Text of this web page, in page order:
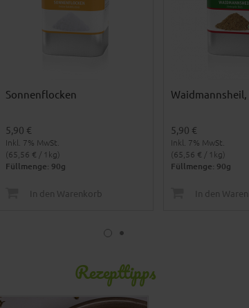
Sonnenflocken
5,90 €
Inkl. 7% MwSt.
(65,56 € / 1kg)
Füllmenge: 90g
In den Warenkorb
Waidmannsheil,
5,90 €
Inkl. 7% MwSt.
(65,56 € / 1kg)
Füllmenge: 90g
In den
Rezepttipps